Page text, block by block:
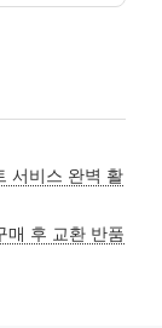
서비스 완벽 활
매 후 교환 반품